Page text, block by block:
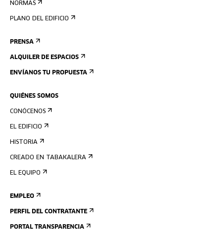
NORMAS
PLANO DEL EDIFICIO
PRENSA
ALQUILER DE ESPACIOS
ENVÍANOS TU PROPUESTA
QUIÉNES SOMOS
CONÓCENOS
EL EDIFICIO
HISTORIA
CREADO EN TABAKALERA
EL EQUIPO
EMPLEO
PERFIL DEL CONTRATANTE
PORTAL TRANSPARENCIA